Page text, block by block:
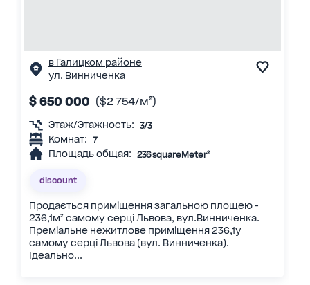
в Галицком районе
ул. Винниченка
$ 650 000 ($2 754/м²)
Этаж/Этажность: 3/3
Комнат: 7
Площадь общая: 236 squareMeter²
discount
Продається приміщення загальною площею -
236,1м² самому серці Львова, вул.Винниченка.
Преміальне нежитлове приміщення 236,1у
самому серці Львова (вул. Винниченка).
Ідеально...